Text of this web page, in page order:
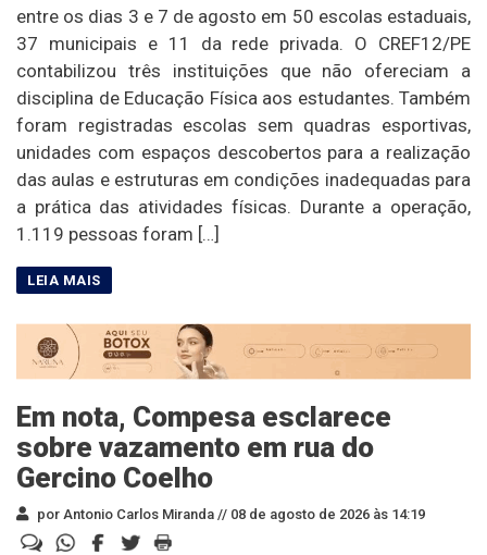
entre os dias 3 e 7 de agosto em 50 escolas estaduais,
37 municipais e 11 da rede privada. O CREF12/PE
contabilizou três instituições que não ofereciam a
disciplina de Educação Física aos estudantes. Também
foram registradas escolas sem quadras esportivas,
unidades com espaços descobertos para a realização
das aulas e estruturas em condições inadequadas para
a prática das atividades físicas. Durante a operação,
1.119 pessoas foram […]
Em nota, Compesa esclarece
sobre vazamento em rua do
Gercino Coelho
por Antonio Carlos Miranda // 08 de agosto de 2026 às 14:19